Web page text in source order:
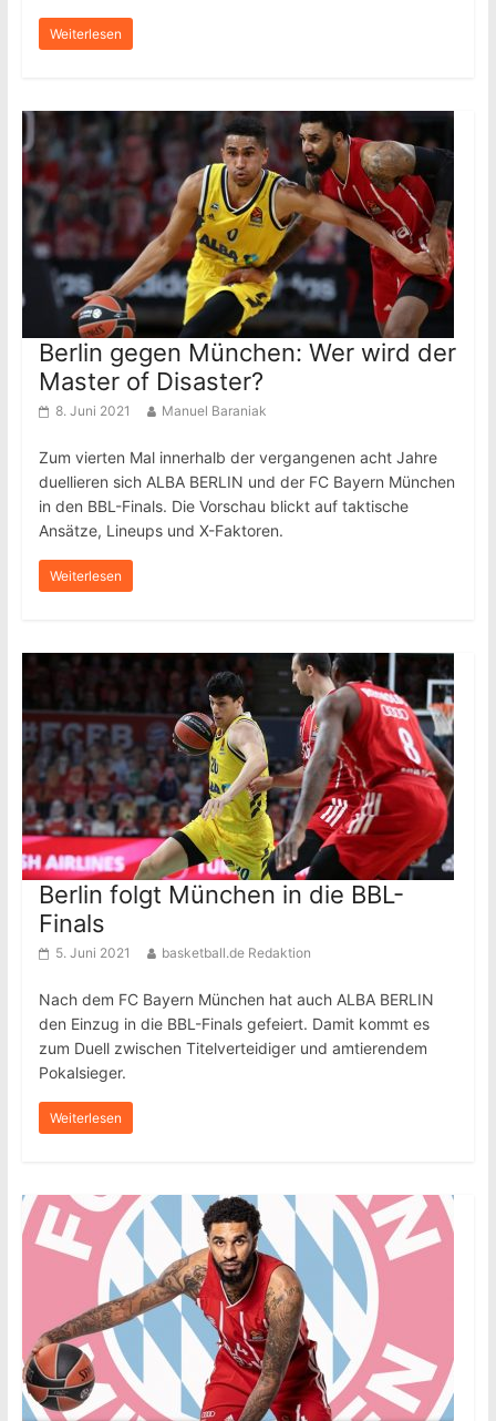
Weiterlesen
Berlin gegen München: Wer wird der
Master of Disaster?
8. Juni 2021 Manuel Baraniak
Zum vierten Mal innerhalb der vergangenen acht Jahre
duellieren sich ALBA BERLIN und der FC Bayern München
in den BBL-Finals. Die Vorschau blickt auf taktische
Ansätze, Lineups und X-Faktoren.
Weiterlesen
Berlin folgt München in die BBL-
Finals
5. Juni 2021 basketball.de Redaktion
Nach dem FC Bayern München hat auch ALBA BERLIN
den Einzug in die BBL-Finals gefeiert. Damit kommt es
zum Duell zwischen Titelverteidiger und amtierendem
Pokalsieger.
Weiterlesen